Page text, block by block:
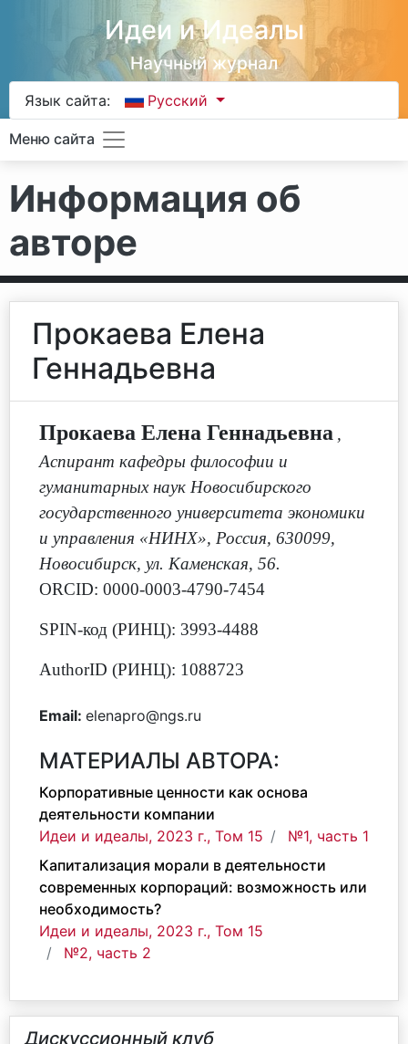
Идеи и Идеалы
Научный журнал
Язык сайта: Русский
Меню сайта
Информация об
авторе
Прокаева Елена
Геннадьевна
Прокаева Елена Геннадьевна ,
Аспирант кафедры философии и
гуманитарных наук Новосибирского
государственного университета экономики
и управления «НИНХ», Россия, 630099,
Новосибирск, ул. Каменская, 56.
ORCID: 0000-0003-4790-7454
SPIN-код (РИНЦ): 3993-4488
AuthorID (РИНЦ): 1088723
Email: elenapro@ngs.ru
МАТЕРИАЛЫ АВТОРА:
Корпоративные ценности как основа
деятельности компании
Идеи и идеалы, 2023 г., Том 15
№1, часть 1
Капитализация морали в деятельности
современных корпораций: возможность или
необходимость?
Идеи и идеалы, 2023 г., Том 15
№2, часть 2
Дискуссионный клуб